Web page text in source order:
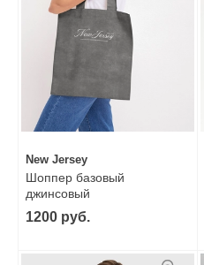
New Jersey
Шоппер базовый
джинсовый
1200 руб.